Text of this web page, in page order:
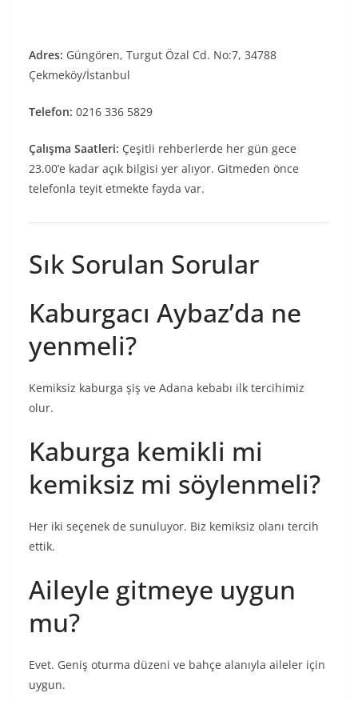
Adres: Güngören, Turgut Özal Cd. No:7, 34788
Çekmeköy/İstanbul
Telefon: 0216 336 5829
Çalışma Saatleri: Çeşitli rehberlerde her gün gece
23.00’e kadar açık bilgisi yer alıyor. Gitmeden önce
telefonla teyit etmekte fayda var.
Sık Sorulan Sorular
Kaburgacı Aybaz’da ne
yenmeli?
Kemiksiz kaburga şiş ve Adana kebabı ilk tercihimiz
olur.
Kaburga kemikli mi
kemiksiz mi söylenmeli?
Her iki seçenek de sunuluyor. Biz kemiksiz olanı tercih
ettik.
Aileyle gitmeye uygun
mu?
Evet. Geniş oturma düzeni ve bahçe alanıyla aileler için
uygun.